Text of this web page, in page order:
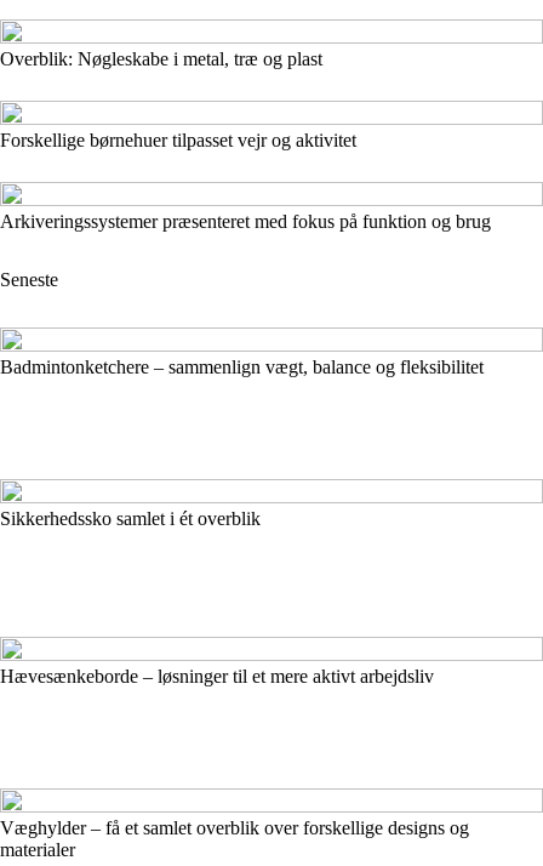
Overblik: Nøgleskabe i metal, træ og plast
Forskellige børnehuer tilpasset vejr og aktivitet
Arkiveringssystemer præsenteret med fokus på funktion og brug
Seneste
Badmintonketchere – sammenlign vægt, balance og fleksibilitet
Sikkerhedssko samlet i ét overblik
Hævesænkeborde – løsninger til et mere aktivt arbejdsliv
Væghylder – få et samlet overblik over forskellige designs og
materialer